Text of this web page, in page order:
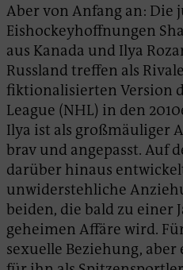
Aber von Anfang an: Die
Eishockeyhoffnungen
aus Kanada und Ilya
Russland treffen als
fiktionalisierten Version
League (NHL) in den
Ilya ist als großmäuliger
brav und angepasst. Auf
darüber hinaus
unwiderstehliche
beiden, die bald zu einer
geheimen Affäre wird.
sexuelle Beziehung,